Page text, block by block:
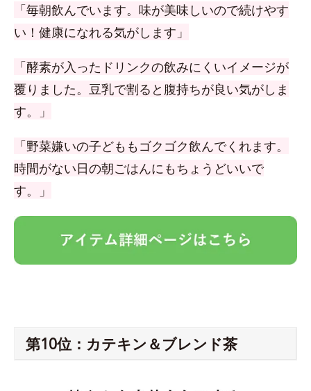
「毎朝飲んでいます。味が美味しいので続けやす
い！健康になれる気がします」
「酵素が入ったドリンクの飲みにくいイメージが
覆りました。豆乳で割ると腹持ちが良い気がしま
す。」
「野菜嫌いの子どももゴクゴク飲んでくれます。
時間がない日の朝ごはんにもちょうどいいで
す。」
第10位：カテキン＆ブレンド茶